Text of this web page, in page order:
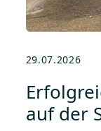
29.07.2026
auf der